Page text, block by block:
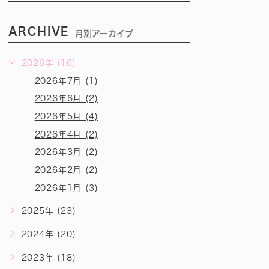
ARCHIVE 月別アーカイブ
2026年 (16)
2026年7月 (1)
2026年6月 (2)
2026年5月 (4)
2026年4月 (2)
2026年3月 (2)
2026年2月 (2)
2026年1月 (3)
2025年 (23)
2024年 (20)
2023年 (18)